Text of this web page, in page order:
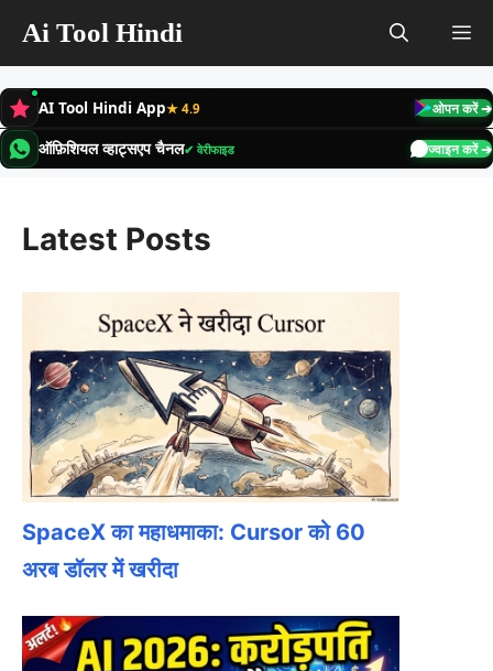
content
Ai Tool Hindi
AI Tool Hindi App★ 4.9 ओपन करें ➔
ऑफ़िशियल व्हाट्सएप चैनल✔ वेरीफाइड ज्वाइन करें ➔
Latest Posts
SpaceX का महाधमाका: Cursor को 60
अरब डॉलर में खरीदा